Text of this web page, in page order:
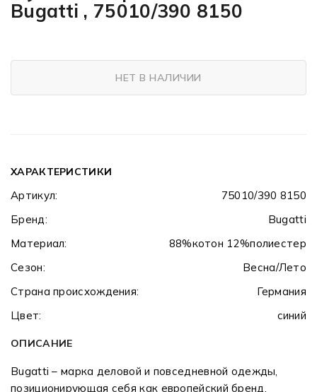
Bugatti , 75010/390 8150
НЕТ В НАЛИЧИИ
ХАРАКТЕРИСТИКИ
Артикул:
75010/390 8150
Бренд:
Bugatti
Материал:
88%котон 12%полиестер
Сезон:
Весна/Лето
Страна происхождения:
Германия
Цвет:
синий
ОПИСАНИЕ
Bugatti – марка деловой и повседневной одежды,
позиционирующая себя как европейский бренд,